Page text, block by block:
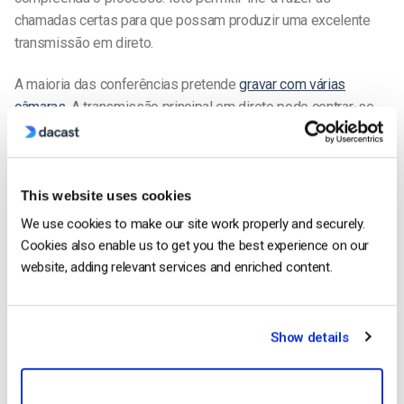
This website uses cookies
We use cookies to make our site work properly and securely.
Cookies also enable us to get you the best experience on our
website, adding relevant services and enriched content.
Show details
chamadas certas para que possam produzir uma excelente
transmissão em direto.
A maioria das conferências pretendegravar com várias
câmaras. A transmissão principal em direto pode centrar-se
nos principais oradores principais e incluir porta-vozes ou
mesas e stands ou procurar pessoas para entrevistar no ecrã.
Recomendamos pelo menos duas a três câmaras para todas
as conferências, exceto as mais pequenas.
produzida de forma profissional. Uma consideração é ter um
fornecedor de vídeo online com suporte técnico 24 horas por
quaisquer problemas. Outro elemento é a existência de um